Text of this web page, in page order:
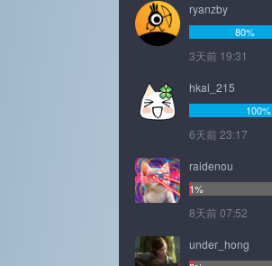
ryanzby
80%
3天前 19:31
hkai_215
100%
6天前 23:17
raidenou
1%
8天前 07:52
under_hong